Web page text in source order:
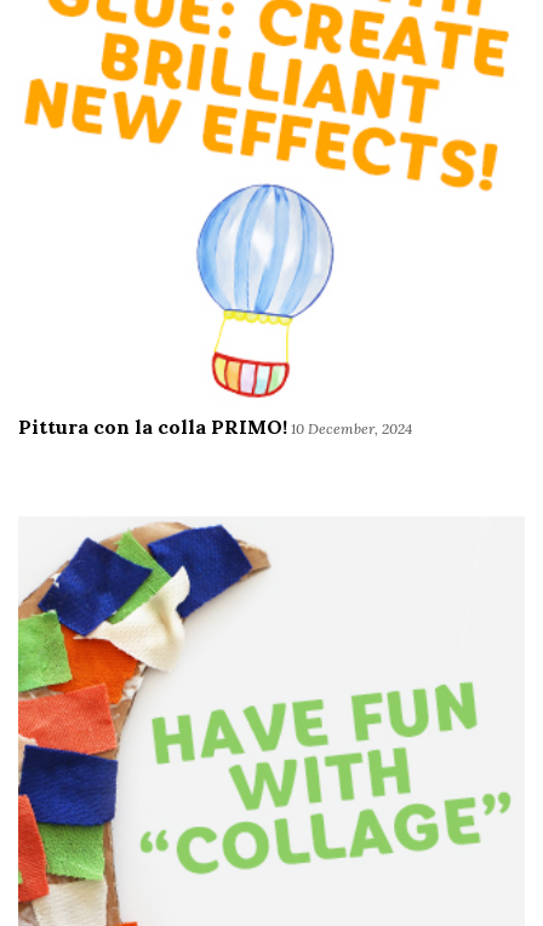
Pittura con la colla PRIMO! 10 December, 2024